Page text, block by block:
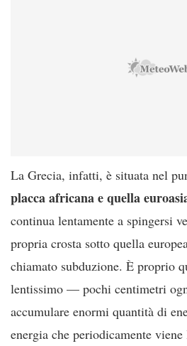
La Grecia, infatti, è situata nel
placca africana e quella
continua lentamente a spingersi
propria crosta sotto quella
chiamato subduzione. È proprio
lentissimo — pochi centimetri
accumulare enormi quantità di
energia che periodicamente